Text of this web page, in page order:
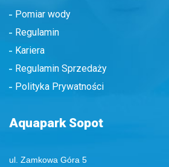
Pomiar wody
Regulamin
Kariera
Regulamin Sprzedaży
Polityka Prywatności
Aquapark Sopot
ul. Zamkowa Góra 5